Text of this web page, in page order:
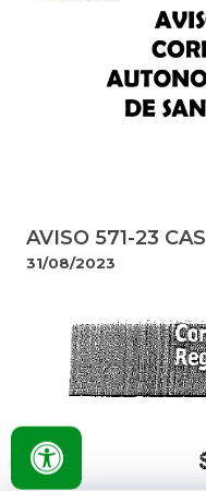
AVISO 571-23 CAS
31/08/2023